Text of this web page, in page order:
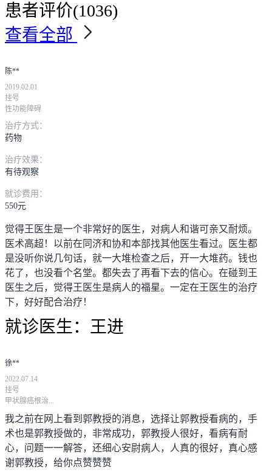
患者评价(1036)
查看全部
陈**
2019.02.01
挂号
性功能障碍
治疗方式：
药物
治疗效果：
有待观察
就诊费用：
550元
觉得王医生是一个非常好的医生，对病人和谐可亲又耐烦。
医术高超！以前在同济和协和本部找其他医生看过。医生都
是没听你说几句话，就一大堆检查之后，开一大堆药。钱也
花了，也没看个名堂。都失去了再看下去的信心。在碰到王
医生之后，觉得王医生是病人的福星。一定在王医生的治疗
下，好好配合治疗！
就诊医生： 王进
徐**
2022.07.14
挂号
甲状腺癌根治...
我之前在网上看到郭教授的消息，选择让郭教授看病的，手
术也是郭教授做的，非常成功，郭教授人很好，看病有耐
心，问题一一解答，还细心安尉病人，人真的很好，真心感
谢郭教授，给你点赞赞赞